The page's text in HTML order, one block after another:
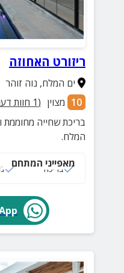
ריזורט האחוזה
ים המלח, נוה זוהר
10 מצוין (
1 חוות
בריכת שחייה מחוממת
המלח.
מאפייני המתחם
בריכה